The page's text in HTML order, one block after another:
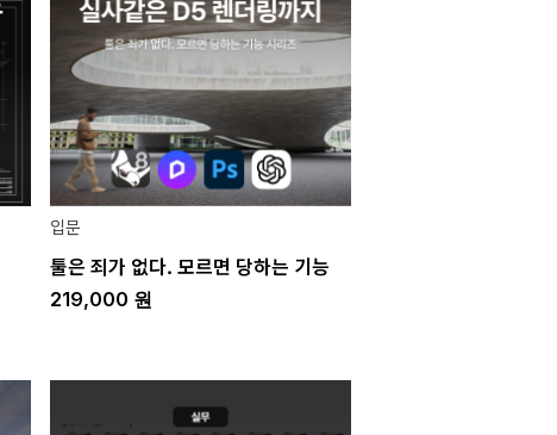
입문
툴은 죄가 없다. 모르면 당하는 기능
219,000 원